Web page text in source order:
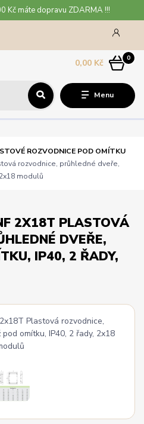
Kč máte dopravu ZDARMA !!!
Menu
0
0,00 Kč
ROZVODNICE POD OMÍTKU
rozvodnice, průhledné dveře,
modulů
2X18T PLASTOVÁ
DVEŘE,
IP40, 2 ŘADY,